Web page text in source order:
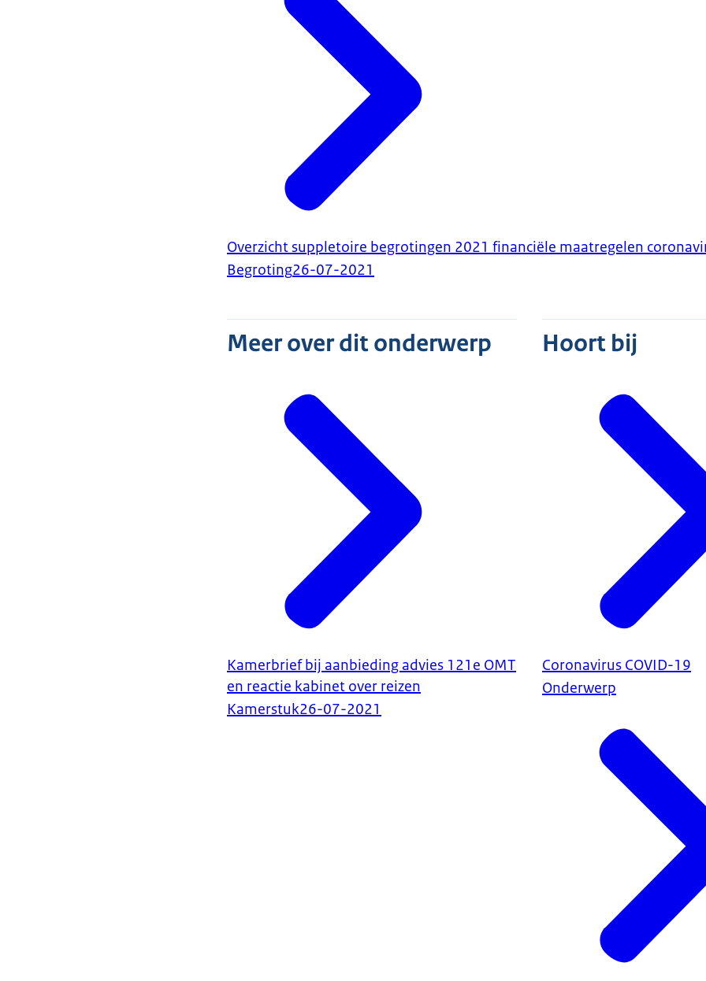
Overzicht suppletoire begrotingen 2021 financiële maatregelen
Begroting26-07-2021
Meer over dit onderwerp
Kamerbrief bij aanbieding advies 121e OMT
en reactie kabinet over reizen
Kamerstuk26-07-2021
Hoort bij
Coronavirus COVID-19
Onderwerp